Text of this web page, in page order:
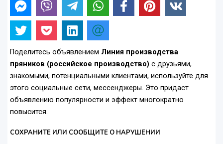
Поделитесь объявлением Линия производства
пряников (российское производство) с друзьями,
знакомыми, потенциальными клиентами, используйте для
этого социальные сети, мессенджеры. Это придаст
объявлению популярности и эффект многократно
повысится.
СОХРАНИТЕ ИЛИ СООБЩИТЕ О НАРУШЕНИИ